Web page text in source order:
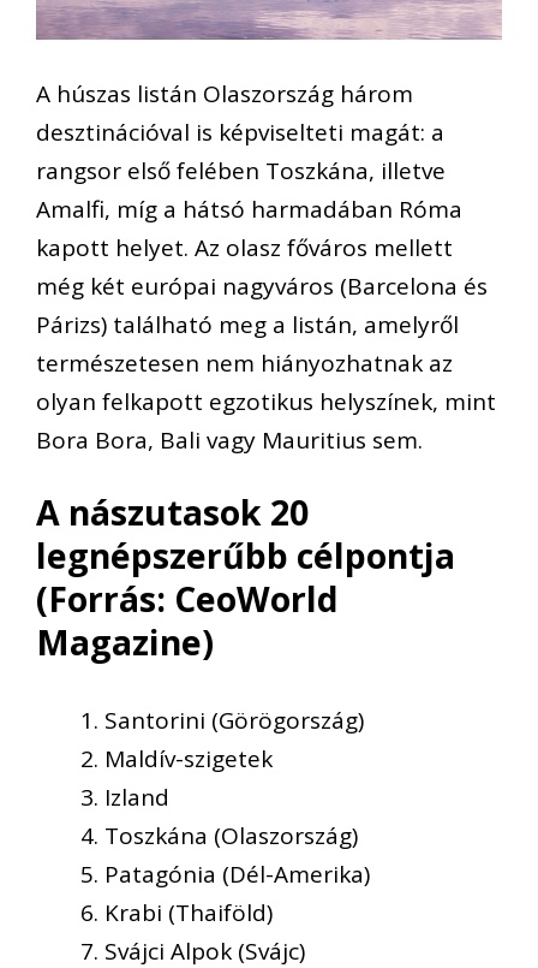
A húszas listán Olaszország három
desztinációval is képviselteti magát: a
rangsor első felében Toszkána, illetve
Amalfi, míg a hátsó harmadában Róma
kapott helyet. Az olasz főváros mellett
még két európai nagyváros (Barcelona és
Párizs) található meg a listán, amelyről
természetesen nem hiányozhatnak az
olyan felkapott egzotikus helyszínek, mint
Bora Bora, Bali vagy Mauritius sem.
A nászutasok 20
legnépszerűbb célpontja
(Forrás: CeoWorld
Magazine)
Santorini (Görögország)
Maldív-szigetek
Izland
Toszkána (Olaszország)
Patagónia (Dél-Amerika)
Krabi (Thaiföld)
Svájci Alpok (Svájc)